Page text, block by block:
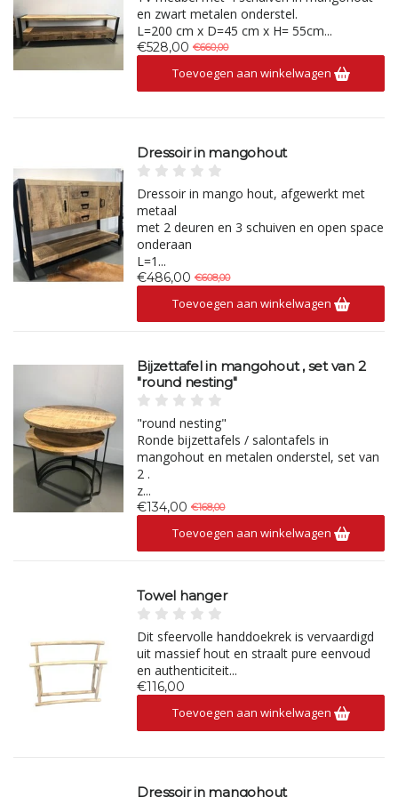
en zwart metalen onderstel.
L=200 cm x D=45 cm x H= 55cm...
€528,00 €660,00
Toevoegen aan winkelwagen
Dressoir in mangohout
Dressoir in mango hout, afgewerkt met
metaal
met 2 deuren en 3 schuiven en open space
onderaan
L=1...
€486,00 €608,00
Toevoegen aan winkelwagen
Bijzettafel in mangohout , set van 2
"round nesting"
"round nesting"
Ronde bijzettafels / salontafels in
mangohout en metalen onderstel, set van
2 .
z...
€134,00 €168,00
Toevoegen aan winkelwagen
Towel hanger
Dit sfeervolle handdoekrek is vervaardigd
uit massief hout en straalt pure eenvoud
en authenticiteit...
€116,00
Toevoegen aan winkelwagen
Dressoir in mangohout